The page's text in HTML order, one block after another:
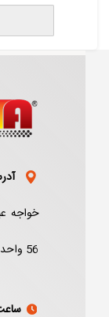
خواجه
56 واحد 4